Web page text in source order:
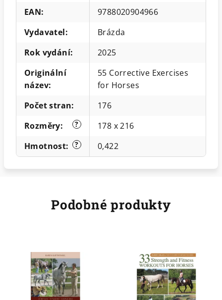
EAN:
9788020904966
Vydavatel:
Brázda
Rok vydání:
2025
Originální
název:
55 Corrective Exercises
for Horses
Počet stran: 176
?
Rozměry: 178 x 216
?
Hmotnost: 0,422
Podobné produkty